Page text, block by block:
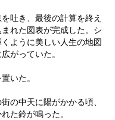
吐き、最後の計算を終え
れた図表が完成した。シ
ように美しい人生の地図
がっていた。
いた。
の中天に陽がかかる頃、
た鈴が鳴った。